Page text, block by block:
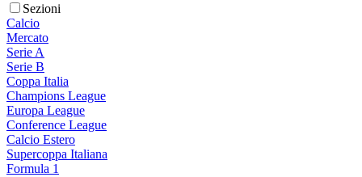
Sezioni
Calcio
Mercato
Serie A
Serie B
Coppa Italia
Champions League
Europa League
Conference League
Calcio Estero
Supercoppa Italiana
Formula 1